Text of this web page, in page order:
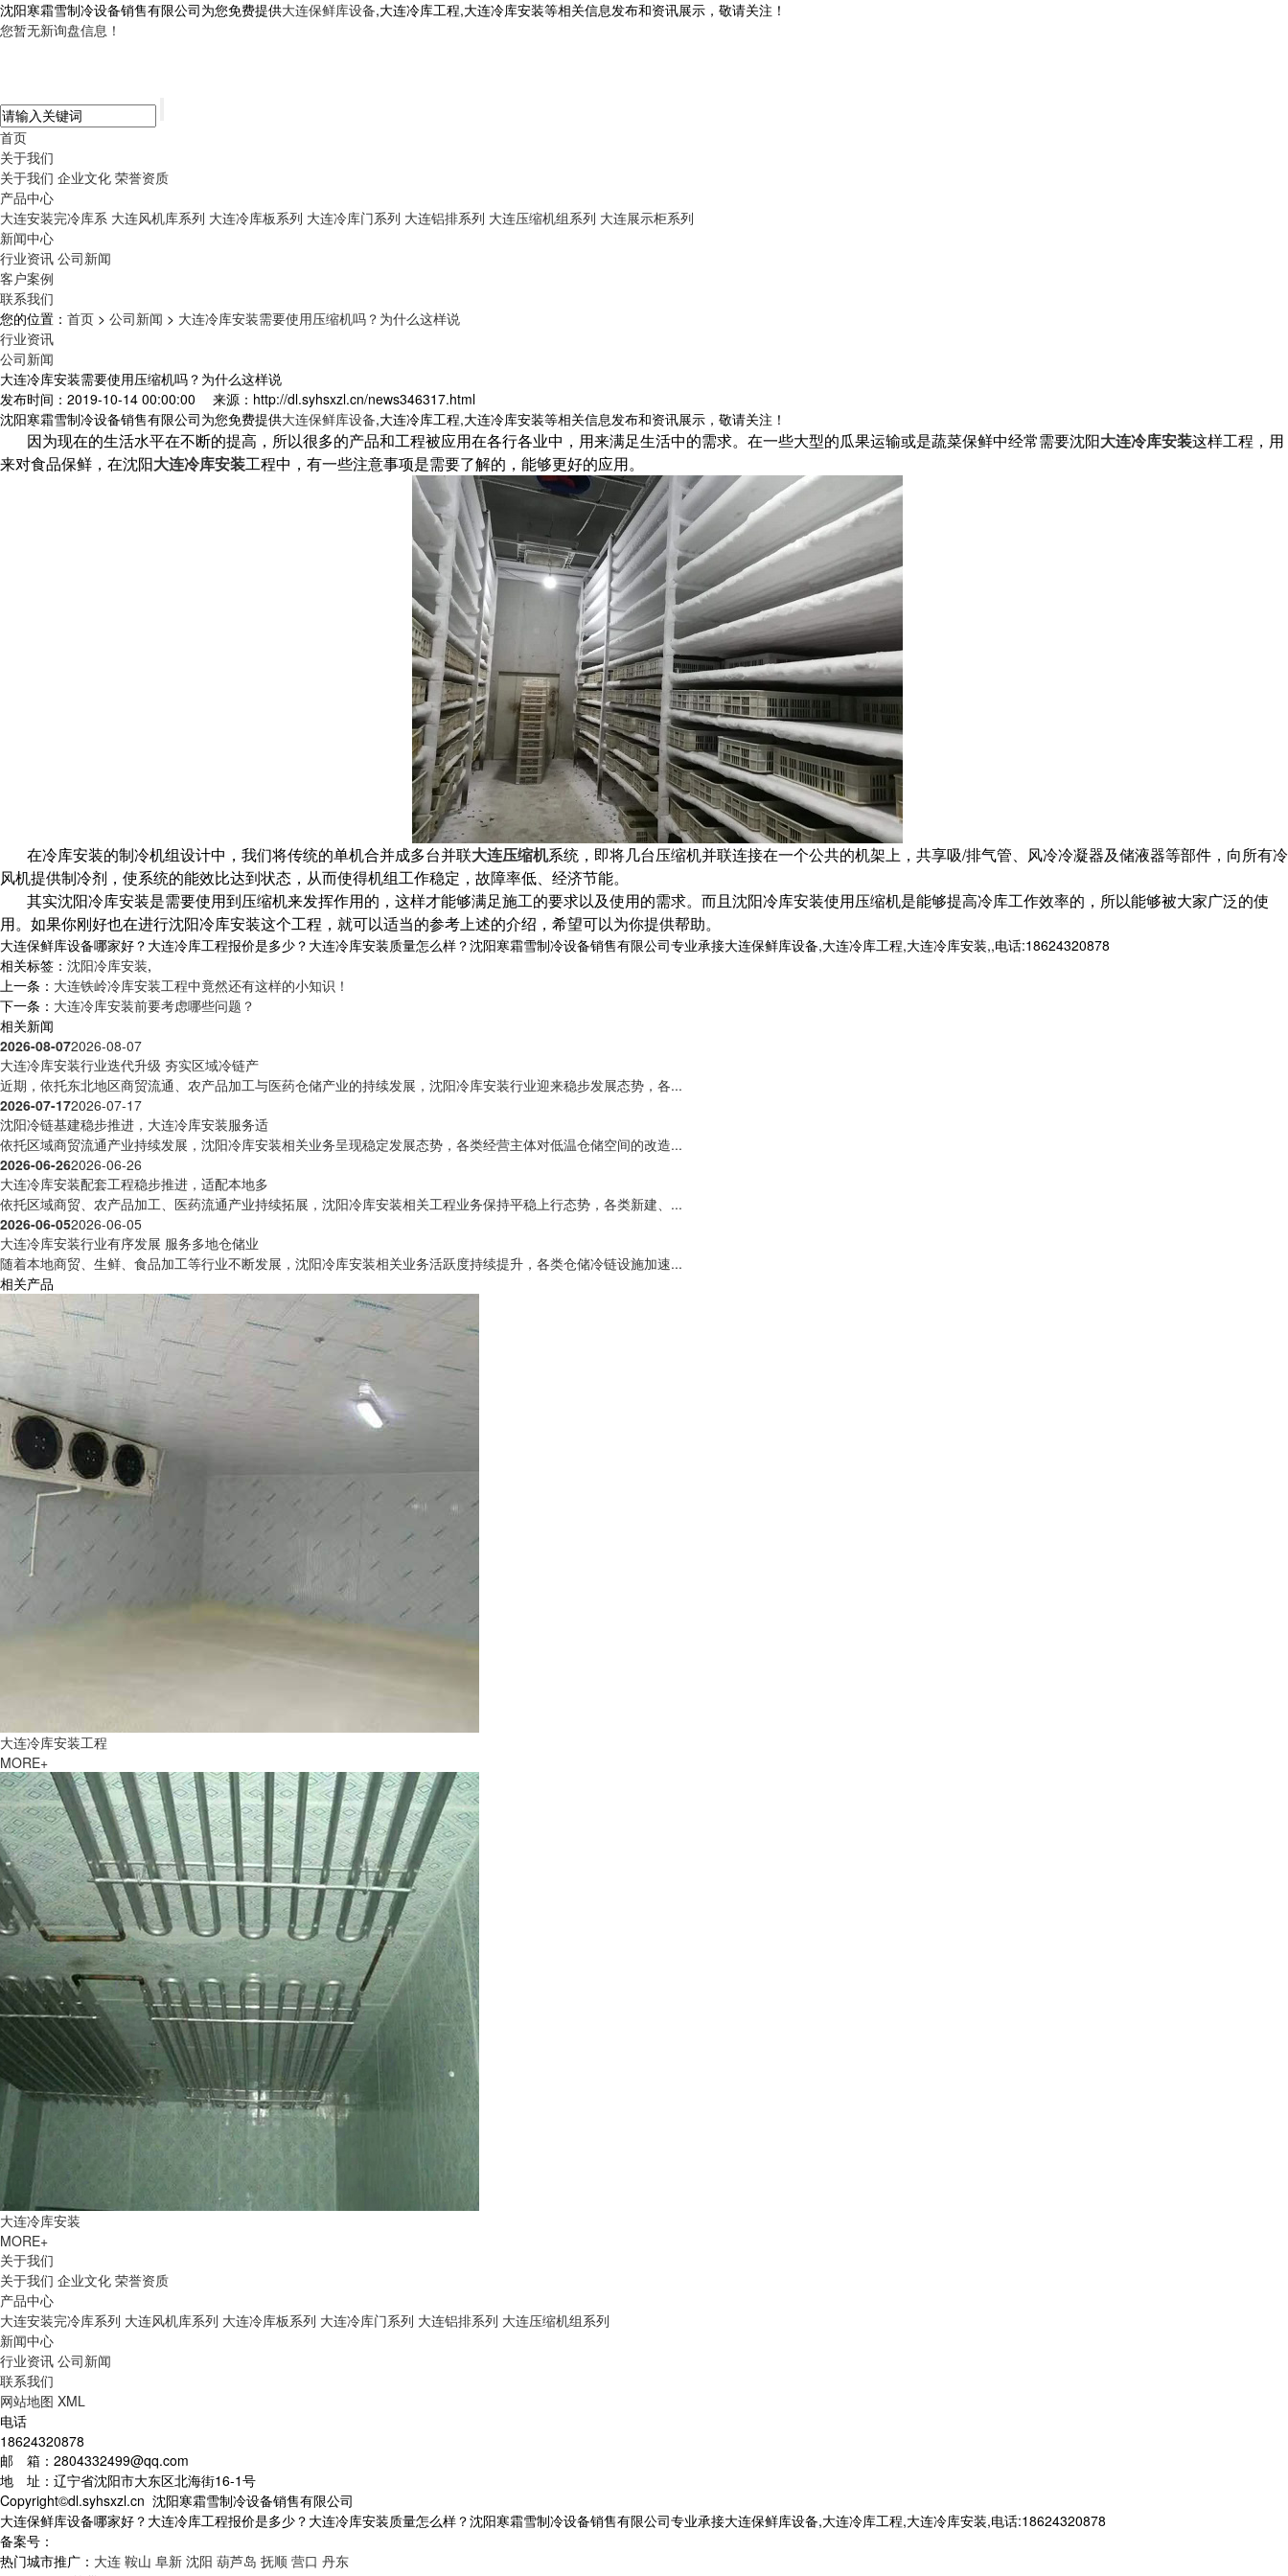
沈阳寒霜雪制冷设备销售有限公司为您免费提供大连保鲜库设备,大连冷库工程,大连冷库安装等相关信息发布和资讯展示，敬请关注！
您暂无新询盘信息！
首页
关于我们
关于我们 企业文化 荣誉资质
产品中心
大连安装完冷库系 大连风机库系列 大连冷库板系列 大连冷库门系列 大连铝排系列 大连压缩机组系列 大连展示柜系列
新闻中心
行业资讯 公司新闻
客户案例
联系我们
您的位置： 首页 > 公司新闻 > 大连冷库安装需要使用压缩机吗？为什么这样说
行业资讯
公司新闻
大连冷库安装需要使用压缩机吗？为什么这样说
发布时间：2019-10-14 00:00:00
来源：http://dl.syhsxzl.cn/news346317.html
沈阳寒霜雪制冷设备销售有限公司为您免费提供大连保鲜库设备,大连冷库工程,大连冷库安装等相关信息发布和资讯展示，敬请关注！
因为现在的生活水平在不断的提高，所以很多的产品和工程被应用在各行各业中，用来满足生活中的需求。在一些大型的瓜果运输或是蔬菜保鲜中经常需要沈阳大连冷库安装这样工程，用
来对食品保鲜，在沈阳大连冷库安装工程中，有一些注意事项是需要了解的，能够更好的应用。
在冷库安装的制冷机组设计中，我们将传统的单机合并成多台并联大连压缩机系统，即将几台压缩机并联连接在一个公共的机架上，共享吸/排气管、风冷冷凝器及储液器等部件，向所有冷
风机提供制冷剂，使系统的能效比达到状态，从而使得机组工作稳定，故障率低、经济节能。
其实沈阳冷库安装是需要使用到压缩机来发挥作用的，这样才能够满足施工的要求以及使用的需求。而且沈阳冷库安装使用压缩机是能够提高冷库工作效率的，所以能够被大家广泛的使
用。如果你刚好也在进行沈阳冷库安装这个工程，就可以适当的参考上述的介绍，希望可以为你提供帮助。
大连保鲜库设备哪家好？大连冷库工程报价是多少？大连冷库安装质量怎么样？沈阳寒霜雪制冷设备销售有限公司专业承接大连保鲜库设备,大连冷库工程,大连冷库安装,,电话:18624320878
相关标签： 沈阳冷库安装,
上一条： 大连铁岭冷库安装工程中竟然还有这样的小知识！
下一条： 大连冷库安装前要考虑哪些问题？
相关新闻
2026-08-072026-08-07
大连冷库安装行业迭代升级 夯实区域冷链产
近期，依托东北地区商贸流通、农产品加工与医药仓储产业的持续发展，沈阳冷库安装行业迎来稳步发展态势，各...
2026-07-172026-07-17
沈阳冷链基建稳步推进，大连冷库安装服务适
依托区域商贸流通产业持续发展，沈阳冷库安装相关业务呈现稳定发展态势，各类经营主体对低温仓储空间的改造...
2026-06-262026-06-26
大连冷库安装配套工程稳步推进，适配本地多
依托区域商贸、农产品加工、医药流通产业持续拓展，沈阳冷库安装相关工程业务保持平稳上行态势，各类新建、...
2026-06-052026-06-05
大连冷库安装行业有序发展 服务多地仓储业
随着本地商贸、生鲜、食品加工等行业不断发展，沈阳冷库安装相关业务活跃度持续提升，各类仓储冷链设施加速...
相关产品
大连冷库安装工程
MORE+
大连冷库安装
MORE+
关于我们
关于我们 企业文化 荣誉资质
产品中心
大连安装完冷库系列 大连风机库系列 大连冷库板系列 大连冷库门系列 大连铝排系列 大连压缩机组系列
新闻中心
行业资讯 公司新闻
联系我们
网站地图 XML
电话
18624320878
邮 箱：2804332499@qq.com
地 址：辽宁省沈阳市大东区北海街16-1号
Copyright©dl.syhsxzl.cn 沈阳寒霜雪制冷设备销售有限公司
大连保鲜库设备哪家好？大连冷库工程报价是多少？大连冷库安装质量怎么样？沈阳寒霜雪制冷设备销售有限公司专业承接大连保鲜库设备,大连冷库工程,大连冷库安装,电话:18624320878
备案号：
热门城市推广： 大连 鞍山 阜新 沈阳 葫芦岛 抚顺 营口 丹东